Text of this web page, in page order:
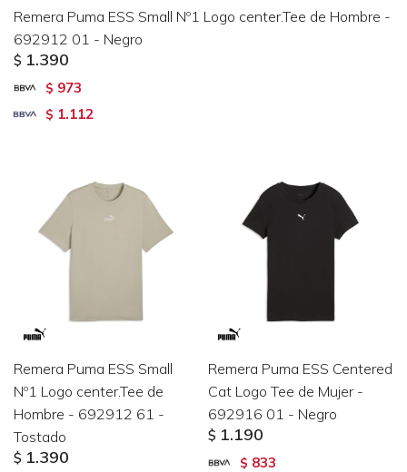
Remera Puma ESS Small Nº1 Logo center.Tee de Hombre -
692912 01 - Negro
$ 1.390
$ 973
$ 1.112
Remera Puma ESS Small
Nº1 Logo center.Tee de
Hombre - 692912 61 -
Tostado
$ 1.390
Remera Puma ESS Centered
Cat Logo Tee de Mujer -
692916 01 - Negro
$ 1.190
$ 833